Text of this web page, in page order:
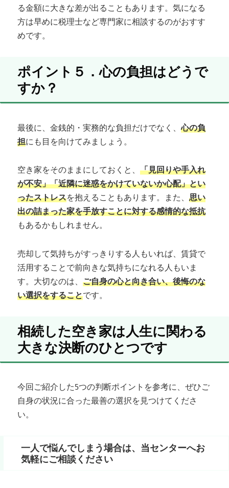
る金額に大きな差が出ることもあります。気になる
方は早めに税理士など専門家に相談するのがおすす
めです。
ポイント５．心の負担はどうで
すか？
最後に、金銭的・実務的な負担だけでなく、心の負
担にも目を向けてみましょう。
空き家をそのままにしておくと、 「見回りや手入れ
が不安」「近隣に迷惑をかけていないか心配」とい
ったストレスを抱えることもあります。また、 思い
出の詰まった家を手放すことに対する感情的な抵抗
もあるかもしれません。
売却して気持ちがすっきりする人もいれば、賃貸で
活用することで前向きな気持ちになれる人もいま
す。大切なのは、 ご自身の心と向き合い、後悔のな
い選択をすることです。
相続した空き家は人生に関わる
大きな決断のひとつです
今回ご紹介した5つの判断ポイントを参考に、ぜひご
自身の状況に合った最善の選択を見つけてくださ
い。
一人で悩んでしまう場合は、当センターへお
気軽にご相談ください